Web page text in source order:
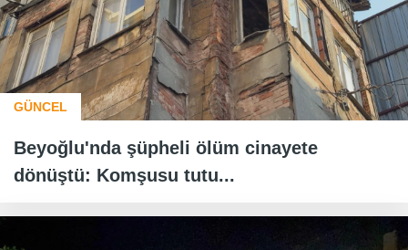
GÜNCEL
Beyoğlu'nda şüpheli ölüm cinayete
dönüştü: Komşusu tutu...